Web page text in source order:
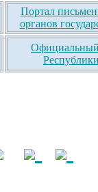
Портал
органов
Официальный